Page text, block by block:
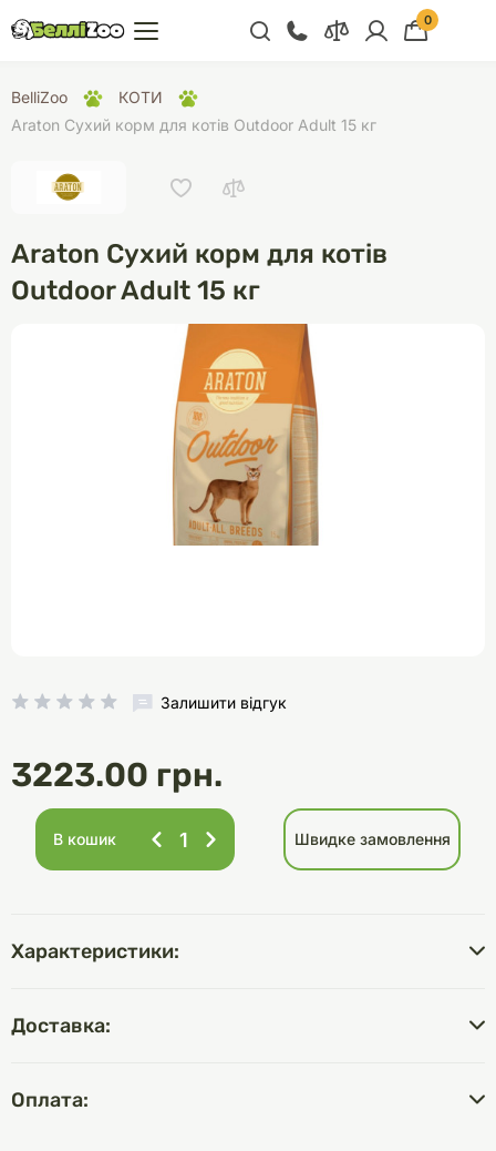
Відділ продажу
+38 (099) 300 91 91
+38 (068) 479 28
76
0
BelliZoo
КОТИ
Araton Сухий корм для котів Outdoor Adult 15 кг
Araton Сухий корм для котів
Outdoor Adult 15 кг
Залишити відгук
3223.00 грн.
В кошик Швидке замовлення
Характеристики:
Доставка:
Оплата: